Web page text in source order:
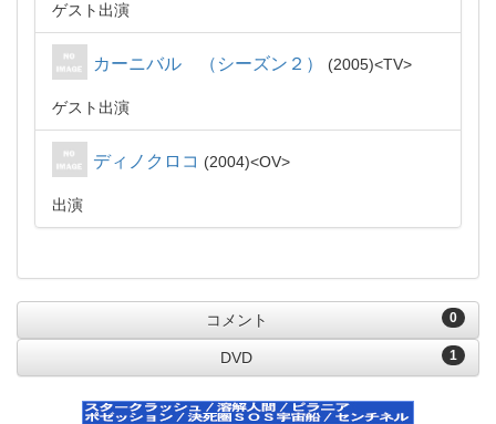
ゲスト出演
カーニバル （シーズン２） 2005 TV
ゲスト出演
ディノクロコ 2004 OV
出演
0
コメント
1
DVD